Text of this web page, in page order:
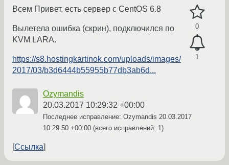
0
1
Всем Привет, есть сервер с CentOS 6.8
Вылетела ошибка (скрин), подключился по
KVM LARA.
https://s8.hostingkartinok.com/uploads/images/
2017/03/b3d6444b55955b77db3ab6d...
Ozymandis
20.03.2017 10:29:32 +00:00
Последнее исправление: Ozymandis 20.03.2017
10:29:50 +00:00 (всего исправлений: 1)
Ссылка